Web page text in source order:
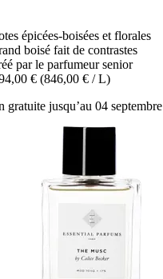
épicées-boisées et florales
boisé fait de contrastes
par le parfumeur senior
€ (846,00 € / L)
gratuite jusqu’au 04 septembre